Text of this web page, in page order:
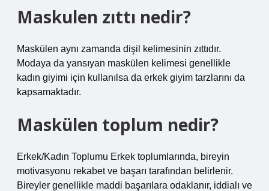
Maskulen zıttı nedir?
Maskülen aynı zamanda dişil kelimesinin zıttıdır.
Modaya da yansıyan maskülen kelimesi genellikle
kadın giyimi için kullanılsa da erkek giyim tarzlarını da
kapsamaktadır.
Maskülen toplum nedir?
Erkek/Kadın Toplumu Erkek toplumlarında, bireyin
motivasyonu rekabet ve başarı tarafından belirlenir.
Bireyler genellikle maddi başarılara odaklanır, iddialı ve